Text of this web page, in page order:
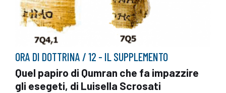
ORA DI DOTTRINA / 12 - IL SUPPLEMENTO
Quel papiro di Qumran che fa impazzire
gli esegeti, di Luisella Scrosati